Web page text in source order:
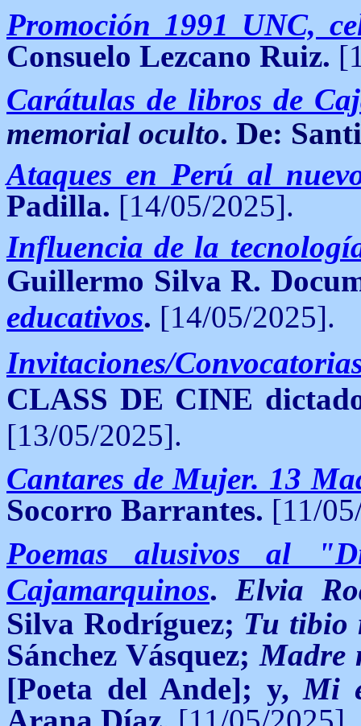
Promoción 1991 UNC,
Consuelo Lezcano Ruiz.
Carátulas de libros de
memorial oculto. De:
Ataques en Perú al
Padilla. [14/05/2025].
Influencia de la
Guillermo Silva R.
educativos. [14/05/2025].
Invitaciones/
CLASS DE CINE
[13/05/2025].
Cantares de Mujer. 13
Socorro Barrantes. [11/
Poemas alusivos al
Cajamarquinos. Elvia
Silva Rodríguez; Tu tibio
Sánchez Vásquez;Madre
[Poeta del Ande]; y,Mi